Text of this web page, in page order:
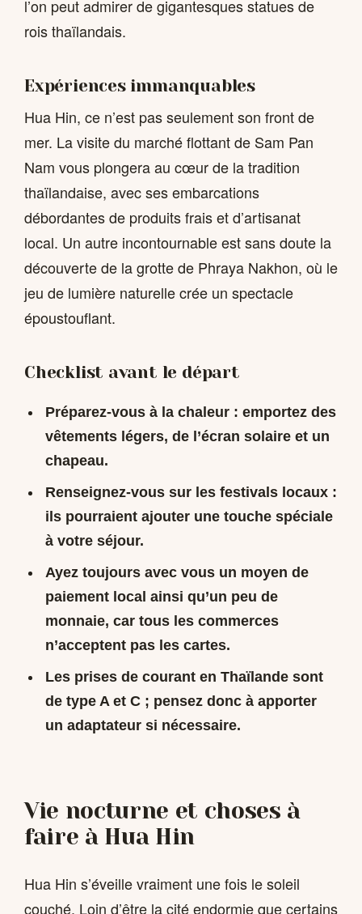
l’on peut admirer de gigantesques statues de
rois thaïlandais.
Expériences immanquables
Hua Hin, ce n’est pas seulement son front de
mer. La visite du marché flottant de Sam Pan
Nam vous plongera au cœur de la tradition
thaïlandaise, avec ses embarcations
débordantes de produits frais et d’artisanat
local. Un autre incontournable est sans doute la
découverte de la grotte de Phraya Nakhon, où le
jeu de lumière naturelle crée un spectacle
époustouflant.
Checklist avant le départ
Préparez-vous à la chaleur : emportez des
vêtements légers, de l’écran solaire et un
chapeau.
Renseignez-vous sur les festivals locaux :
ils pourraient ajouter une touche spéciale
à votre séjour.
Ayez toujours avec vous un moyen de
paiement local ainsi qu’un peu de
monnaie, car tous les commerces
n’acceptent pas les cartes.
Les prises de courant en Thaïlande sont
de type A et C ; pensez donc à apporter
un adaptateur si nécessaire.
Vie nocturne et choses à
faire à Hua Hin
Hua Hin s’éveille vraiment une fois le soleil
couché. Loin d’être la cité endormie que certains